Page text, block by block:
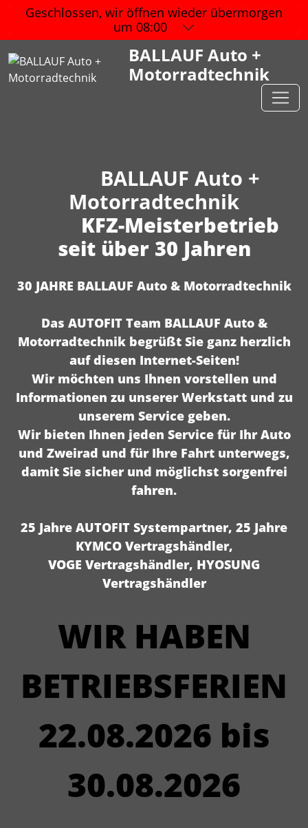
Geschlossen, wir öffnen wieder übermorgen
um 08:00
BALLAUF Auto +
Motorradtechnik
BALLAUF Auto +
Motorradtechnik
KFZ-Meisterbetrieb
seit über 30 Jahren
30 JAHRE BALLAUF Auto & Motorradtechnik
Das AUTOFIT Team BALLAUF Auto &
Motorradtechnik begrüßt Sie ganz herzlich
auf diesen Internet-Seiten!
Wir möchten uns Ihnen vorstellen und
Informationen zu unserer Werkstatt und zu
unserem Service geben.
Wir bieten Ihnen jeden Service für Ihr Auto
und Zweirad und für Ihre Fahrt unterwegs,
damit Sie sicher und möglichst sorgenfrei
fahren.
25 Jahre AUTOFIT Systempartner, 25 Jahre
KYMCO Vertragshändler,
VOGE Vertragshändler, HYOSUNG
Vertragshändler
WIR HABEN
BETRIEBSFERIEN
22.08.2026 bis
30.08.2026